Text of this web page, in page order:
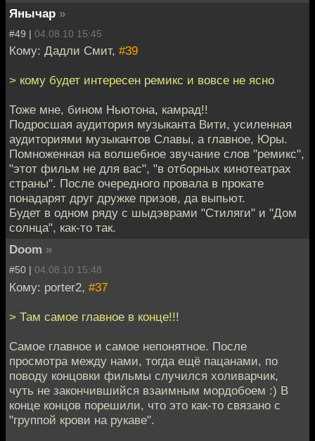
Янычар »
#49 | 04.08.10 15:45
Кому: Дадли Смит, #39
> кому будет интересен ремикс и вовсе не ясно
Тоже мне, бином Ньютона, камрад!!
Подросшая аудитория музыканта Вити, усиленная
аудиториями музыкантов Славы, а главное, Юры.
Помноженная на волшебное звучание слов "ремикс",
"этот фильм не для вас", "в отборных кинотеатрах
страны". После очередного провала в прокате
понадарят друг дружке призов, да выпьют.
Будет в одном ряду с шыдэврами "Стиляги" и "Дом
солнца", как-то так.
Doom »
#50 | 04.08.10 15:48
Кому: porter2, #37
> Там самое главное в конце!!!
Самое главное и самое непонятное. После
просмотра между нами, тогда ещё пацанами, по
поводу концовки фильмы случился холиварчик,
чуть не закончившийся взаимным мордобоем :) В
конце концов порешили, что это как-то связано с
"группой крови на рукаве".